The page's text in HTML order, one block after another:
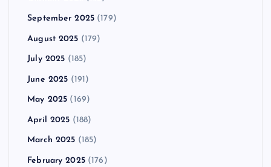
September 2025 (179)
August 2025 (179)
July 2025 (185)
June 2025 (191)
May 2025 (169)
April 2025 (188)
March 2025 (185)
February 2025(176)